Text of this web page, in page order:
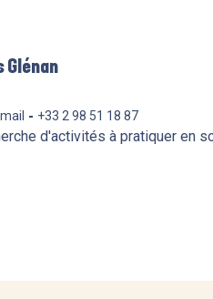
+33 2 98 51 18 87
d'activités à pratiquer